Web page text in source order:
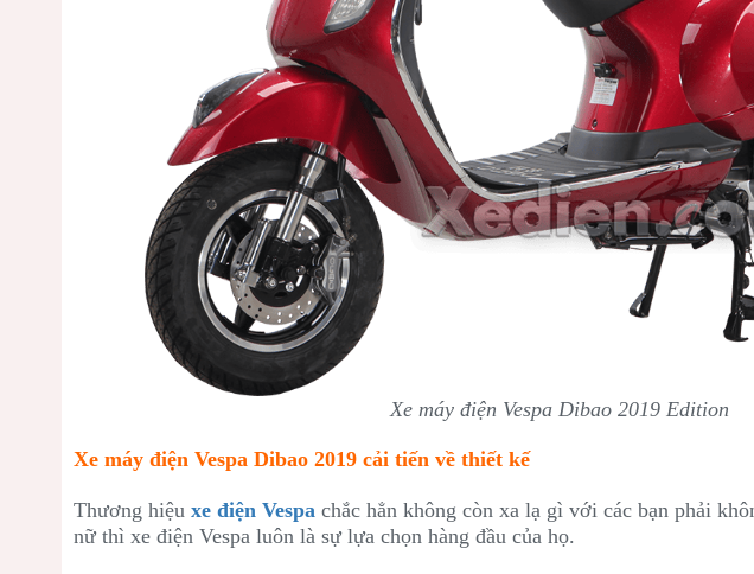
Xe máy điện Vespa Dibao 2019 Edition
Xe máy điện Vespa Dibao 2019 cải tiến về thiết kế
Thương hiệu xe điện Vespa chắc hẳn không còn xa lạ gì với các bạn phải
nữ thì xe điện Vespa luôn là sự lựa chọn hàng đầu của họ.